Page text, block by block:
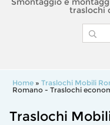
traslochi
Home » Traslochi Mobili
Romano - Traslochi
Traslochi